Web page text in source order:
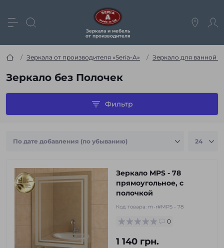
Зеркала и мебель
от производителя
Зеркала от производителя «Seria-A» Зеркало для ванной
Зеркало без Полочек
Фильтр
Зеркало MPS - 78
прямоугольное, с
полочкой
Код товара: m-r#MPS - 78
0
1 140 грн.